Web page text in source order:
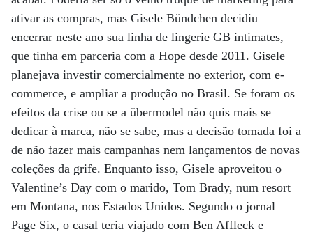
ativar as compras, mas Gisele Bündchen decidiu
encerrar neste ano sua linha de lingerie GB intimates,
que tinha em parceria com a Hope desde 2011. Gisele
planejava investir comercialmente no exterior, com e-
commerce, e ampliar a produção no Brasil. Se foram os
efeitos da crise ou se a übermodel não quis mais se
dedicar à marca, não se sabe, mas a decisão tomada foi a
de não fazer mais campanhas nem lançamentos de novas
coleções da grife. Enquanto isso, Gisele aproveitou o
Valentine’s Day com o marido, Tom Brady, num resort
em Montana, nos Estados Unidos. Segundo o jornal
Page Six, o casal teria viajado com Ben Affleck e